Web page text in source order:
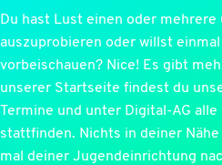
Du hast Lust einen oder mehrere
auszuprobieren oder willst
vorbeischauen? Nice! Es gibt
unserer Startseite findest du
Termine und unter Digital-AG alle
stattfinden. Nichts in deiner Nähe
mal deiner Jugendeinrichtung